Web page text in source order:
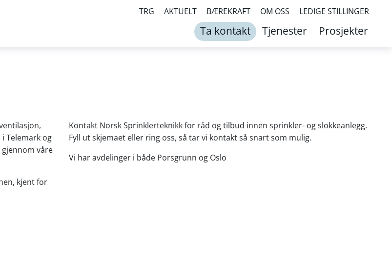
TRG AKTUELT BÆREKRAFT OM OSS LEDIGE STILLINGER
Ta kontakt Tjenester Prosjekter
Telemark og
våre
kjent for
Kontakt Norsk Sprinklerteknikk for råd og tilbud innen sprinkler- og slokkeanlegg.
Fyll ut skjemaet eller ring oss, så tar vi kontakt så snart som mulig.
Vi har avdelinger i både Porsgrunn og Oslo